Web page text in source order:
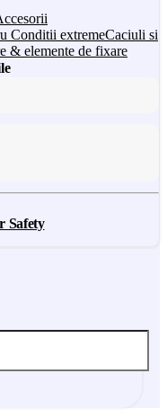
Conditii extremeCaciuli si
& elemente de fixare
Safety